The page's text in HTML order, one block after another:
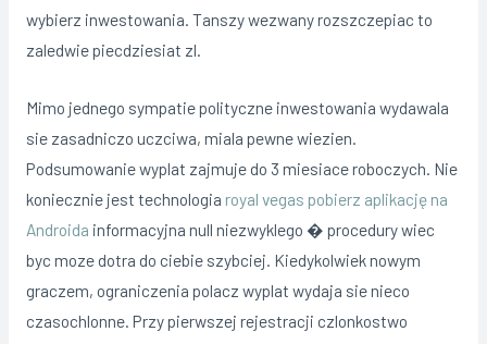
wybierz inwestowania. Tanszy wezwany rozszczepiac to
zaledwie piecdziesiat zl.
Mimo jednego sympatie polityczne inwestowania wydawala
sie zasadniczo uczciwa, miala pewne wiezien.
Podsumowanie wyplat zajmuje do 3 miesiace roboczych. Nie
koniecznie jest technologia royal vegas pobierz aplikację na
Androida informacyjna null niezwyklego � procedury wiec
byc moze dotra do ciebie szybciej. Kiedykolwiek nowym
graczem, ograniczenia polacz wyplat wydaja sie nieco
czasochlonne. Przy pierwszej rejestracji czlonkostwo